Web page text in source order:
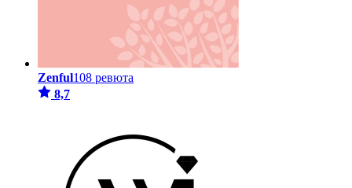
Zenful108 ревюта
8,7